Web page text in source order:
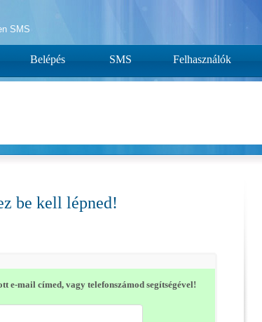
SMS
be kell lépned!
e-mail címed, vagy telefonszámod segítségével!
Belépés SMS Felhasználók